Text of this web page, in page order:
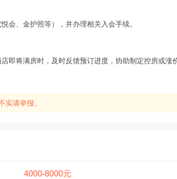
会、金护照等），并办理相关入会手续。
即将满房时，及时反馈预订进度，协助制定控房或涨
实请举报。
4000-8000元